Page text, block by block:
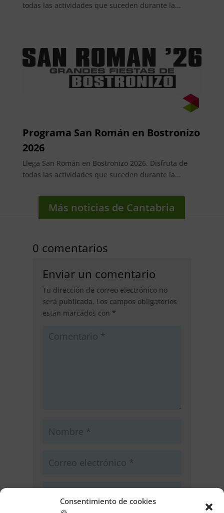
Consentimiento de cookies
todas las actividades que suceden durante la...
Programa San Román en Bostronizo
2026
Llega San Román en Bostronizo 2026. Disfruta de
todas las actividades que suceden durante la...
Más noticias de Cantabria
0 comentarios
Enviar un comentario
Tu dirección de correo electrónico no
será publicada. Los campos obligatorios
están marcados con *